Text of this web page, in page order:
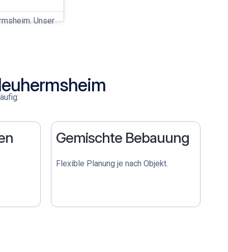
. Unser
Gemischte Bebauung
Flexible Planung je nach Objekt.